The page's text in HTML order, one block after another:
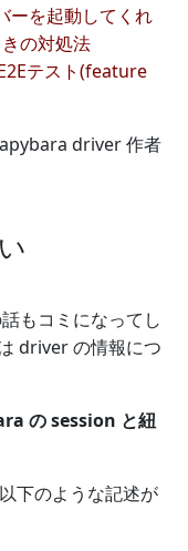
ーを起動してくれ
の対処法
テスト(feature
driver 作者
もコミになってし
driver の情報につ
の session と紐
下のような記述が